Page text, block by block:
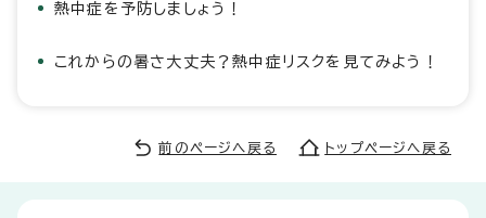
熱中症を予防しましょう！
これからの暑さ大丈夫？熱中症リスクを見てみよう！
前のページへ戻る トップページへ戻る